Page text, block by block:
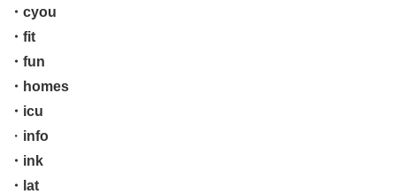
・cyou
・fit
・fun
・homes
・icu
・ info
・ink
・lat